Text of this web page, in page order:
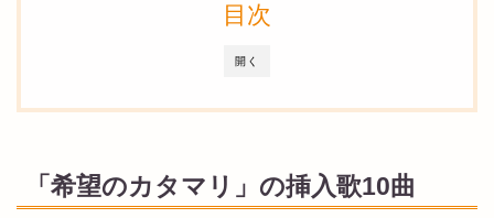
開く
目次
「希望のカタマリ」の挿入歌10曲